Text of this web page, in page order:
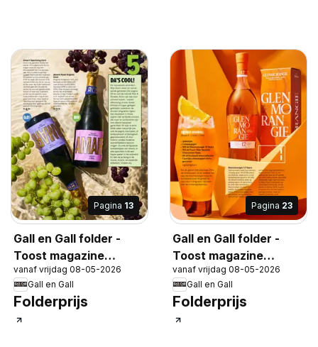
Pagina 13
Gall en Gall folder -
Toost magazine
voorjaar 2026
vanaf vrijdag 08-05-2026
Gall en Gall
Folderprijs
Pagina 23
Gall en Gall folder -
Toost magazine
voorjaar 2026
vanaf vrijdag 08-05-2026
Gall en Gall
Folderprijs